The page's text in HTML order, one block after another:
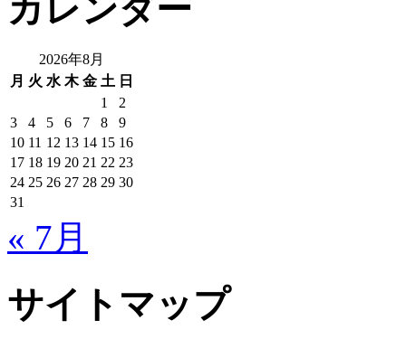
カレンダー
2026年8月
月 火 水 木 金 土 日
1
2
3
4 5 6 7 8
9
10 11 12 13 14 15 16
17 18 19 20 21 22 23
24 25 26 27 28 29 30
31
« 7月
サイトマップ